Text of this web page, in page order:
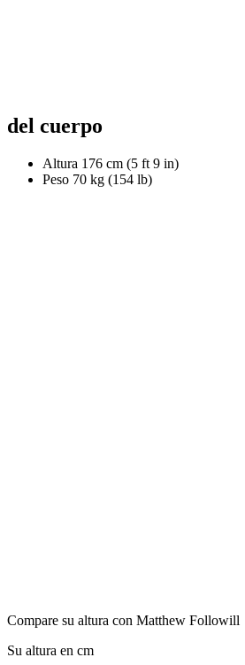
del cuerpo
Altura 176 cm (5 ft 9 in)
Peso 70 kg (154 lb)
Compare su altura con Matthew Followill
Su altura en cm